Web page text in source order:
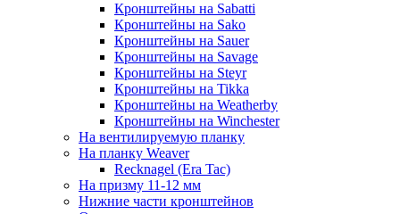
Кронштейны на Sabatti
Кронштейны на Sako
Кронштейны на Sauer
Кронштейны на Savage
Кронштейны на Steyr
Кронштейны на Tikka
Кронштейны на Weatherby
Кронштейны на Winchester
На вентилируемую планку
На планку Weaver
Recknagel (Era Tac)
На призму 11-12 мм
Нижние части кронштейнов